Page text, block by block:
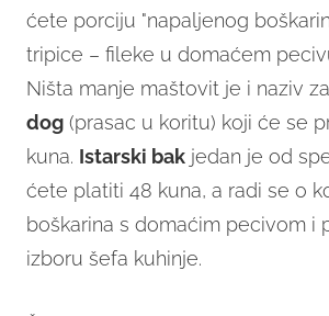
ćete porciju "napaljenog
tripice – fileke u domaćem
Ništa manje maštovit je i naziv za
dog (prasac u koritu) koji će se
kuna. Istarski bak jedan je od
ćete platiti 48 kuna, a radi se o
boškarina s domaćim pecivom i
izboru šefa kuhinje.